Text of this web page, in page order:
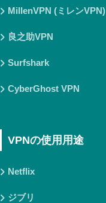
MillenVPN (ミレンVPN)
良之助VPN
Surfshark
CyberGhost VPN
VPNの使用用途
Netflix
ジブリ